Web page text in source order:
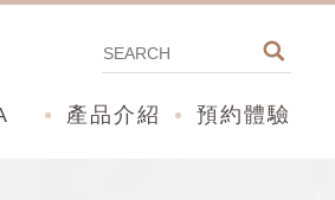
產品介紹 預約體驗